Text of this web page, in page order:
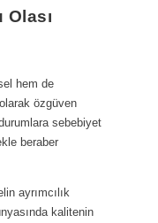
hem de
özgüven
sebebiyet
beraber
ayrımcılık
kalitenin